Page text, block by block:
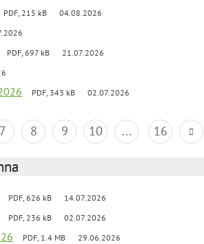
PDF, 215 kB 04.08.2026
PDF, 697 kB 21.07.2026
PDF, 343 kB 02.07.2026
7 8 9 10 ... 16
PDF, 626 kB 14.07.2026
PDF, 236 kB 02.07.2026
PDF, 1.4 MB 29.06.2026